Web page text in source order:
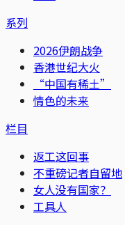
系列
2026伊朗战争
香港世纪大火
“中国有稀土”
情色的未来
栏目
返工这回事
不重磅记者自留地
女人没有国家？
工具人